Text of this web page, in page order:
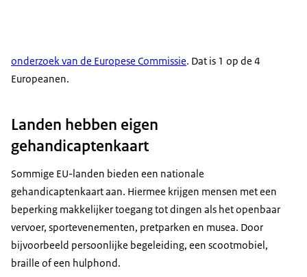
onderzoek van de Europese Commissie. Dat is 1 op de 4
Europeanen.
Landen hebben eigen
gehandicaptenkaart
Sommige EU-landen bieden een nationale
gehandicaptenkaart aan. Hiermee krijgen mensen met een
beperking makkelijker toegang tot dingen als het openbaar
vervoer, sportevenementen, pretparken en musea. Door
bijvoorbeeld persoonlijke begeleiding, een scootmobiel,
braille of een hulphond.